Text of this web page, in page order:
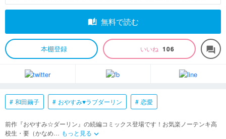
auto_stories 無料で読む
本棚登録 いいね 106 forum
和田繭子 おやすみ♥ラブダーリン 恋愛
前作『おやすみ☆ダーリン』の続編コミックス登場です！お気楽ノーテンキ高
校生・要（かなめ… もっと見る keyboard_arrow_down